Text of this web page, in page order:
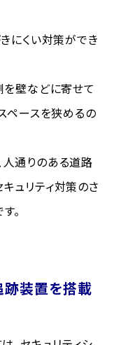
にくい対策ができ
壁などに寄せて
ペースを狭めるの
通りのある道路
ュリティ対策のさ
。
跡装置を搭載